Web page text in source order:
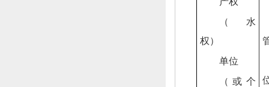
（水
权）
单位
（或个